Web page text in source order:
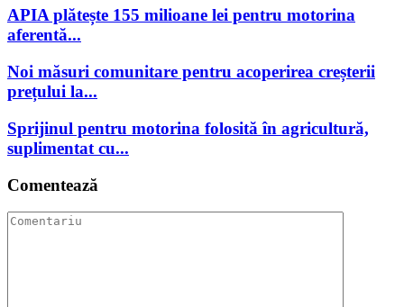
APIA plătește 155 milioane lei pentru motorina
aferentă...
Noi măsuri comunitare pentru acoperirea creșterii
prețului la...
Sprijinul pentru motorina folosită în agricultură,
suplimentat cu...
Comentează